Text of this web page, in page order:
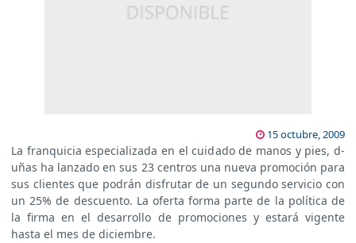
15 octubre, 2009
La franquicia especializada en el cuidado de manos y pies, d-
uñas ha lanzado en sus 23 centros una nueva promoción para
sus clientes que podrán disfrutar de un segundo servicio con
un 25% de descuento. La oferta forma parte de la política de
la firma en el desarrollo de promociones y estará vigente
hasta el mes de diciembre.